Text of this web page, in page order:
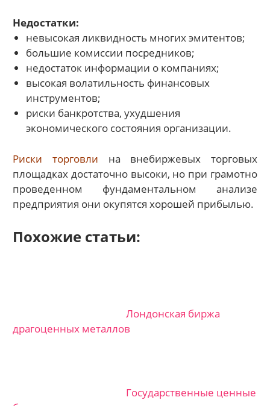
Недостатки:
невысокая ликвидность многих эмитентов;
большие комиссии посредников;
недостаток информации о компаниях;
высокая волатильность финансовых
инструментов;
риски банкротства, ухудшения
экономического состояния организации.
Риски торговли на внебиржевых торговых
площадках достаточно высоки, но при грамотно
проведенном фундаментальном анализе
предприятия они окупятся хорошей прибылью.
Похожие статьи:
Лондонская биржа
драгоценных металлов
Государственные ценные